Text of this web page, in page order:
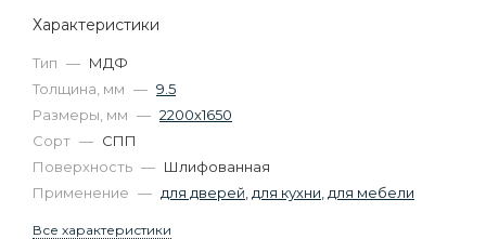
Характеристики
Тип — МДФ
Толщина, мм — 9.5
Размеры, мм — 2200х1650
Сорт — СПП
Поверхность — Шлифованная
Применение — для дверей для кухни для мебели
Все характеристики